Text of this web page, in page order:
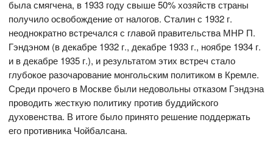
была смягчена, в 1933 году свыше 50% хозяйств страны
получило освобождение от налогов. Сталин с 1932 г.
неоднократно встречался с главой правительства МНР П.
Гэндэном (в декабре 1932 г., декабре 1933 г., ноябре 1934 г.
и в декабре 1935 г.), и результатом этих встреч стало
глубокое разочарование монгольским политиком в Кремле.
Среди прочего в Москве были недовольны отказом Гэндэна
проводить жесткую политику против буддийского
духовенства. В итоге было принято решение поддержать
его противника Чойбалсана.